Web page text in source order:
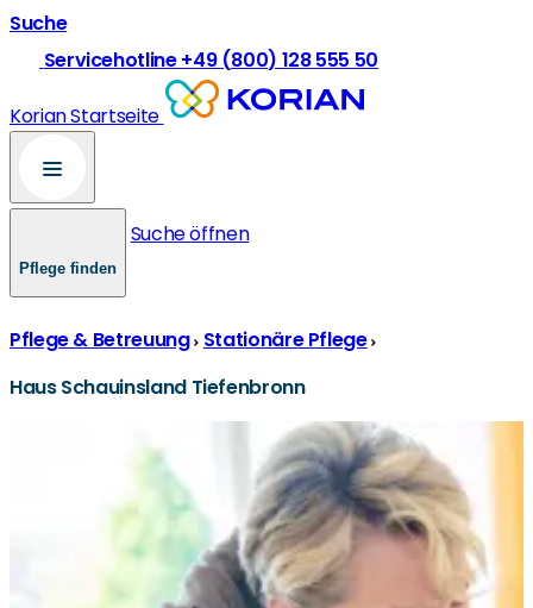
Suche
Servicehotline +49 (800) 128 555 50
Korian Startseite
Pflege finden
Suche öffnen
Pflege & Betreuung Stationäre Pflege
Haus Schauinsland Tiefenbronn